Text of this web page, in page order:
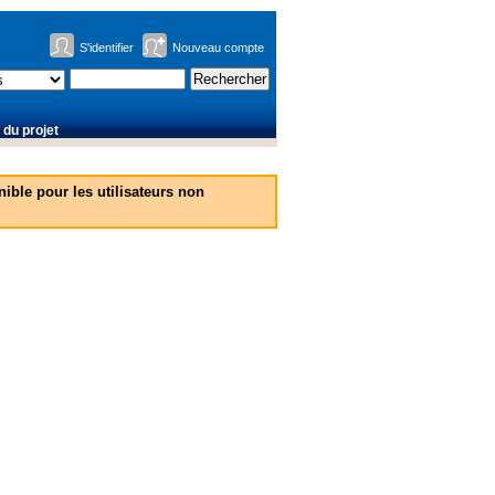
S'identifier Nouveau compte
projet
pour les utilisateurs non